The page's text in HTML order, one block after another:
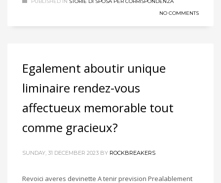
NO COMMENTS
Egalement aboutir unique
liminaire rendez-vous
affectueux memorable tout
comme gracieux?
SUNDAY, 31 DECEMBER 2023 BY ROCKBREAKERS
Revoici averes devinette A tenir prevision Prealablement